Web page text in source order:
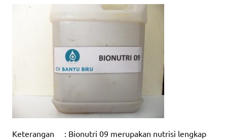
Keterangan : Bionutri 09 merupakan nutrisi lengkap